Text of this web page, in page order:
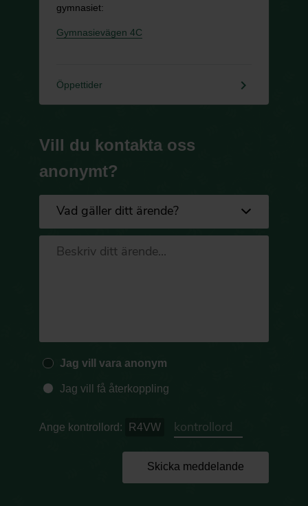
gymnasiet:
Gymnasievägen 4C
Öppettider keyboard_arrow_right
Vill du kontakta oss
anonymt?
Jag vill vara anonym
Jag vill få återkoppling
Ange kontrollord: R4VW
Skicka meddelande